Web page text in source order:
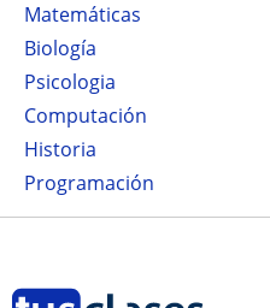
Matemáticas
Biología
Psicologia
Computación
Historia
Programación